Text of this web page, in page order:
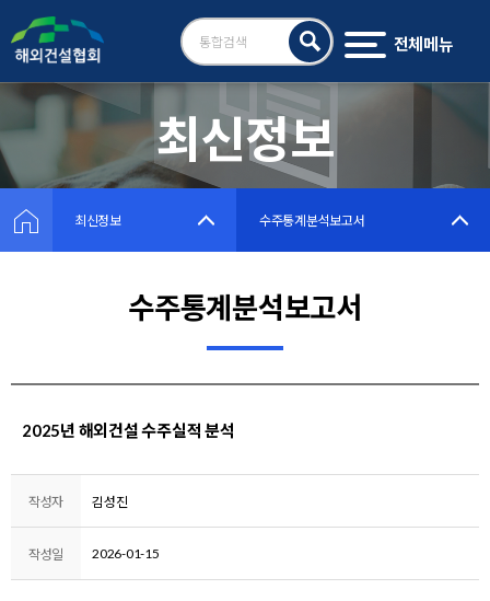
검
색
전체메뉴
최신정보
최신정보 수주통계분석보고서
수주통계분석보고서
2025년 해외건설 수주실적 분석
작성자 김성진
작성일 2026-01-15